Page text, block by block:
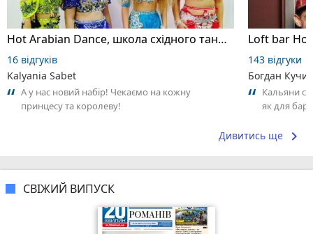
Hot Arabian Dance, школа східного танцю
16 відгуків
Kalyania Sabet
А у нас новий набір! Чекаємо на кожну
принцесу та королеву!
Loft bar
143 відгуки
Богдан
Кальяни
як для
Дивитись ще keyboard_arrow_right
СВІЖИЙ ВИПУСК